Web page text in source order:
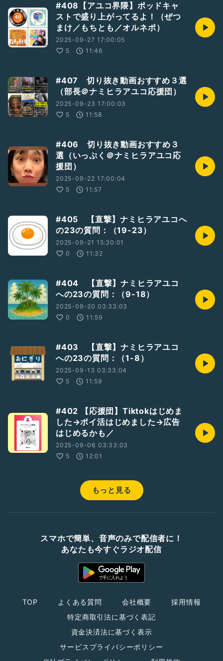
#408【アユコ界隈】ポッドキャ
ストで盛り上がってるよ！（ぜつ
まけ／もちとも／オルネポ）
2025-09-27 17:00:05
5
11:46
#407 切り抜き動画おすすめ３選
（部長＠ナミヒラアユコ応援団）
2025-09-23 17:00:03
5
11:58
#406 切り抜き動画おすすめ３
選（いっぷく＠ナミヒラアユコ応
援団）
2025-09-22 17:00:04
5
11:57
#405 【直撃】ナミヒラアユコへ
の23の質問：（19-23）
2025-09-21 15:30:01
0
11:32
#404 【直撃】ナミヒラアユコ
への23の質問：（9-18）
2025-09-20 03:33:03
0
11:59
#403 【直撃】ナミヒラアユコ
への23の質問：（1-8）
2025-09-13 03:33:04
5
11:59
#402 【応援団】Tiktokはじめま
した→ポイ活はじめました→広告
はじめるかも／
2025-09-06 03:33:03
5
12:01
もっと見る
スマホで簡単、音声のみで配信者に！
あなたも今すぐラジオ配信
TOP よくある質問 会社概要
採用情報
特定商取引法に基づく表記
資金決済法に基づく表示
サービスプライバシーポリシー